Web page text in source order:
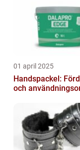
01 april 2025
Handspackel:
och